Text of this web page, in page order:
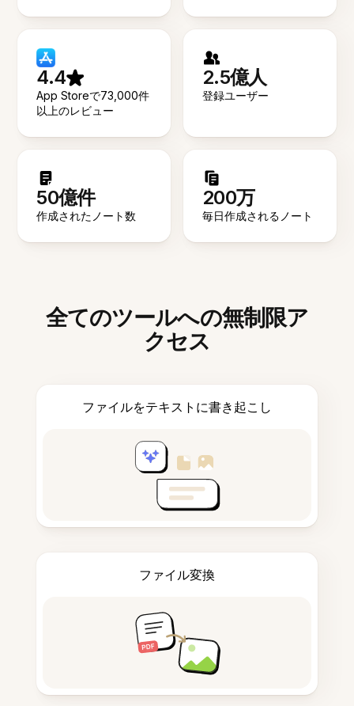
4.4
App Storeで73,000件
以上のレビュー
2.5億人
登録ユーザー
50億件
作成されたノート数
200万
毎日作成されるノート
全てのツールへの無制限ア
クセス
ファイルをテキストに書き起こし
ファイル変換